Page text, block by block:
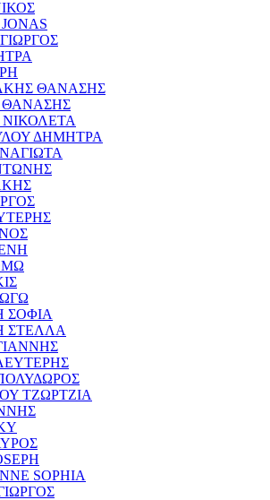
ΘΑΝΑΣΗΣ
ΔΗΜΗΤΡΑ
ΣΟΦΙΑ
ΣΤΕΛΛΑ
ΤΖΩΡΤΖΙΑ
SOPHIA